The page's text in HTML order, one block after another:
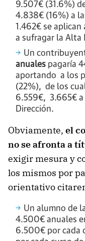
9.507€ (31.6%)
4.838€ (16%) a
1.462€ se aplican
a sufragar la Alta
Un
anuales pagaría
aportando a los
(22%), de los
6.559€, 3.665€ a
Dirección.
Obviamente, el
no se afronta a
exigir mesura y
los mismos por
orientativo
Un alumno de
4.500€ anuales
6.500€ por cada